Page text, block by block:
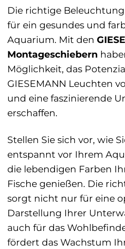
Die richtige
für ein gesundes und
Aquarium. Mit den
Montageschiebern
Möglichkeit, das
GIESEMANN Leuchten
und eine faszinierende
erschaffen.
Stellen Sie sich vor, wie
entspannt vor Ihrem
die lebendigen Farben
Fische genießen. Die
sorgt nicht nur für eine
Darstellung Ihrer
auch für das
fördert das Wachstum